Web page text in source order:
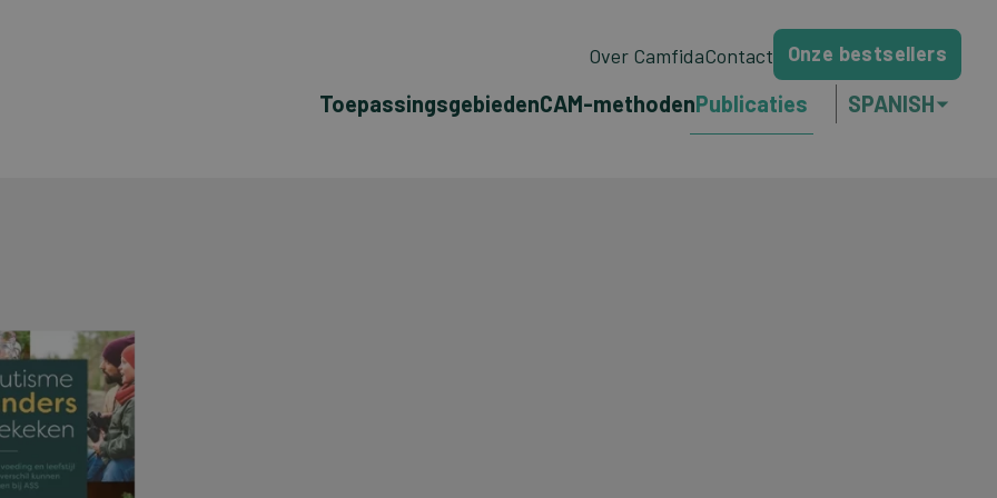
Over CamfidaContact Onze bestsellers
ToepassingsgebiedenCAM-methodenPublicaties SPANISH